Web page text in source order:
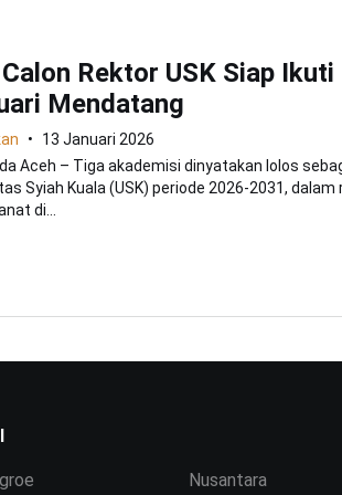
Rektor USK Siap
Mendatang
13 Januari 2026
Aceh – Tiga akademisi dinyatakan lolos
Syiah Kuala (USK) periode 2026-2031,
di...
Nusantara